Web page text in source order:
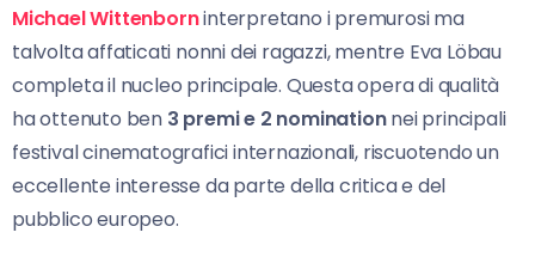
Michael Wittenborninterpretano i premurosi ma
talvolta affaticati nonni dei ragazzi, mentre Eva Löbau
completa il nucleo principale. Questa opera di qualità
ha ottenuto ben 3 premi e 2 nominationnei principali
festival cinematografici internazionali, riscuotendo un
eccellente interesse da parte della critica e del
pubblico europeo.